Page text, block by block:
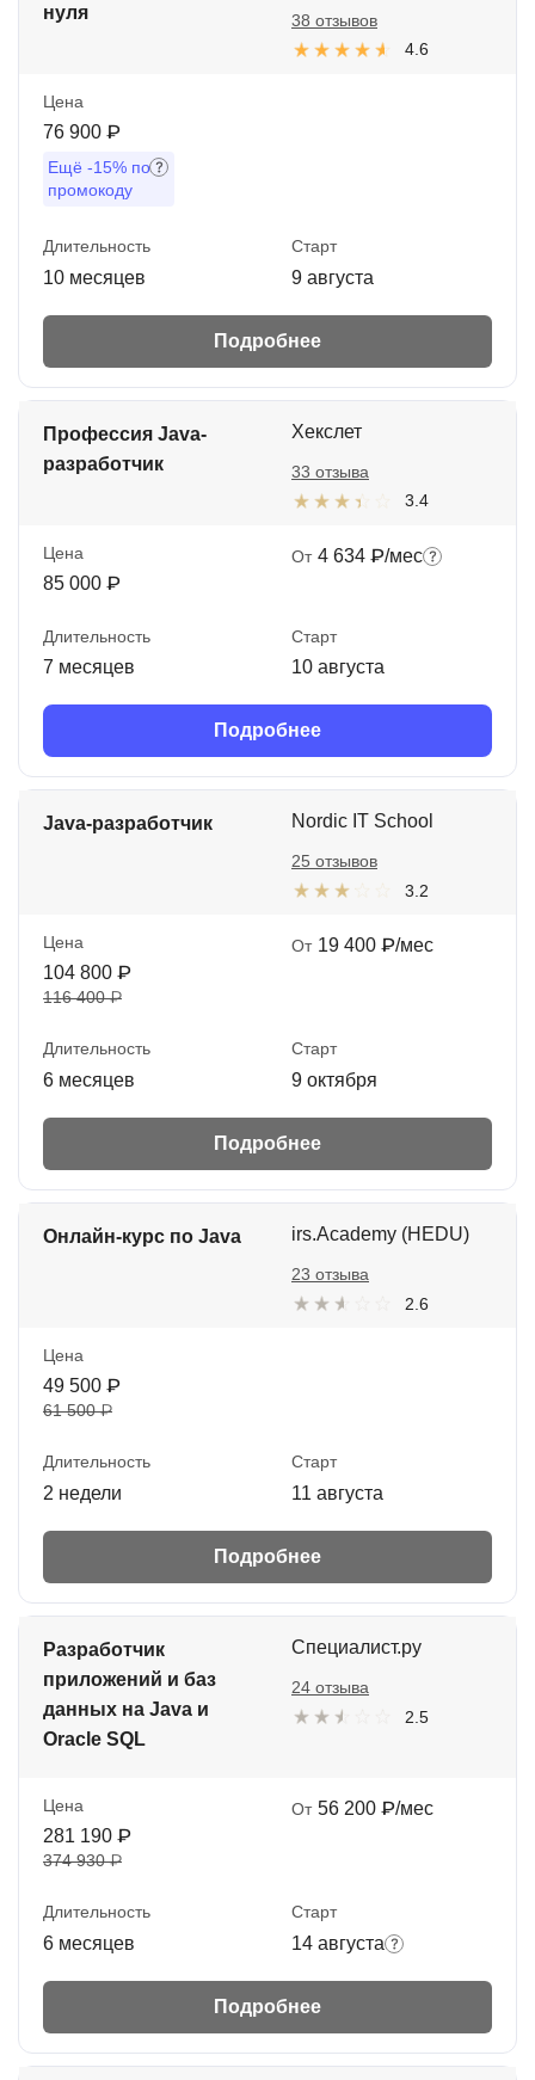
нуля
4.6
38 отзывов
Цена
76 900 ₽
Ещё -15% по
промокоду
Длительность
10 месяцев
Старт
9 августа
Подробнее
Профессия Java-
разработчик
Хекслет
3.4
33 отзыва
Цена
85 000 ₽
От 4 634 ₽/мес
Длительность
7 месяцев
Старт
10 августа
Подробнее
Java-разработчик Nordic IT School
3.2
25 отзывов
Цена
104 800 ₽
116 400 ₽
От 19 400 ₽/мес
Длительность
6 месяцев
Старт
9 октября
Подробнее
Онлайн-курс по Java irs.Academy (HEDU)
2.6
23 отзыва
Цена
49 500 ₽
61 500 ₽
Длительность
2 недели
Старт
11 августа
Подробнее
Разработчик
приложений и баз
данных на Java и
Oracle SQL
Специалист.ру
2.5
24 отзыва
Цена
281 190 ₽
374 930 ₽
От 56 200 ₽/мес
Длительность
6 месяцев
Старт
14 августа
Подробнее